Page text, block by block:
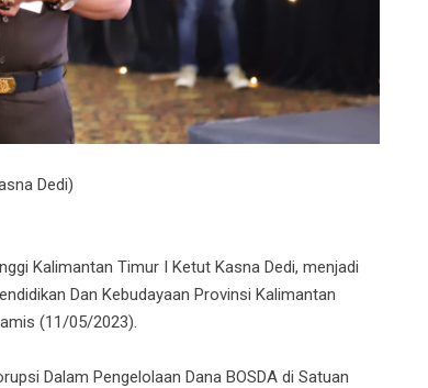
Dedi)
Kalimantan Timur I Ketut Kasna Dedi, menjadi
Dan Kebudayaan Provinsi Kalimantan
(11/05/2023).
Dalam Pengelolaan Dana BOSDA di Satuan